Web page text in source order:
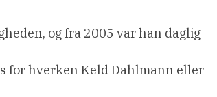
og fra 2005 var han daglig
for hverken Keld Dahlmann eller